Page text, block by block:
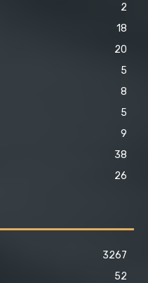
2
18
20
5
8
5
9
38
26
3267
52